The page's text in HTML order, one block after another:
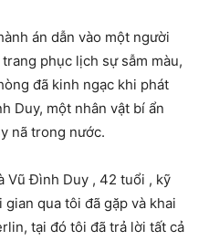
án dẫn vào một người
phục lịch sự sẫm màu,
đã kinh ngạc khi phát
Duy, một nhân vật bí ẩn
nã trong nước.
Vũ Đình Duy , 42 tuổi , kỹ
qua tôi đã gặp và khai
tại đó tôi đã trả lời tất cả